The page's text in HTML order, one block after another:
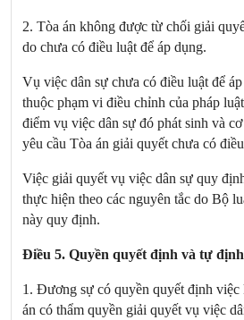
2. Tòa án không được từ chối giải
do chưa có điều luật để áp dụng.
Vụ việc dân sự chưa có điều luật để
thuộc phạm vi điều chỉnh của pháp
điểm vụ việc dân sự đó phát sinh và
yêu cầu Tòa án giải quyết chưa có
Việc giải quyết vụ việc dân sự quy
thực hiện theo các nguyên tắc do Bộ
này quy định.
Điều 5. Quyền quyết định và tự
1. Đương sự có quyền quyết định việc
án có thẩm quyền giải quyết vụ việc